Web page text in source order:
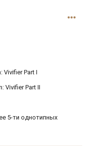
Vivifier Part I
Vivifier Part II
5-ти однотипных